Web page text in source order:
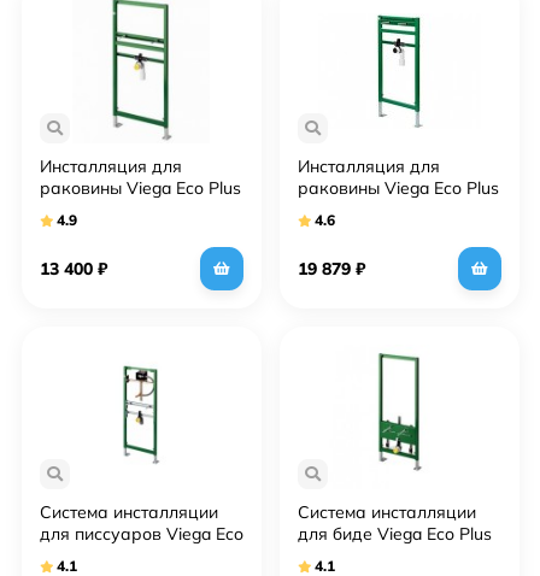
Инсталляция для
раковины Viega Eco Plus
4.9
13 400 ₽
Инсталляция для
раковины Viega Eco Plus
4.6
19 879 ₽
Система инсталляции
для писсуаров Viega Eco
4.1
Система инсталляции
для биде Viega Eco Plus
4.1